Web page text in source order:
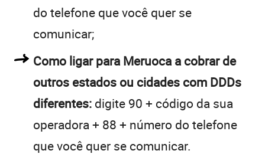
do telefone que você quer se
comunicar;
Como ligar para Meruoca a cobrar de
outros estados ou cidades com DDDs
diferentes: digite 90 + código da sua
operadora + 88 + número do telefone
que você quer se comunicar.